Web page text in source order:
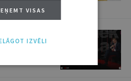
tiesas
VISAS
IZVĒLI